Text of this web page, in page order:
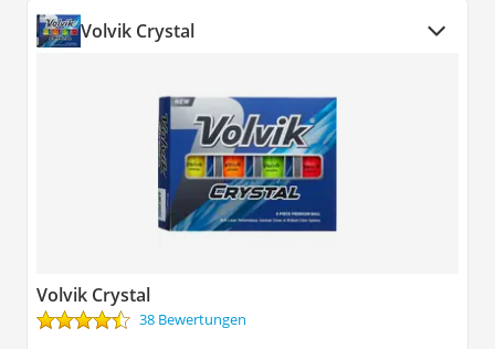
Volvik Crystal
Volvik Crystal
38 Bewertungen